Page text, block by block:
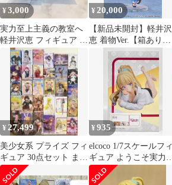
¥3,000
実力至上主義の教室へ
軽井沢恵 フィギュア 2
点セット
¥ 20,000
【新品未開封】軽井沢
恵 着物Ver.【箱あり】
【正規品】グッドスマ
イルカンパニー グッス
マ GSC
¥ 27,499
美少女系 プライズ フィ
ギュア 30点セット まと
め売り
¥935
elcoco 1/7スケールフィ
ギュア ようこそ実力至
上主義の教室へ 軽井沢
恵